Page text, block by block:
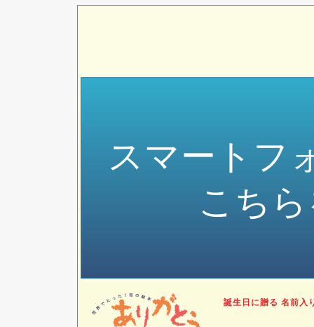
スマートフ
こち
誕生日に贈る 名前入